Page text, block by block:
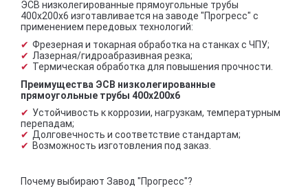
ЭСВ низколегированные прямоугольные трубы
400x200x6 изготавливается на заводе "Прогресс" с
применением передовых технологий:
Фрезерная и токарная обработка на станках с ЧПУ;
Лазерная/гидроабразивная резка;
Термическая обработка для повышения прочности.
Преимущества ЭСВ низколегированные
прямоугольные трубы 400x200x6
Устойчивость к коррозии, нагрузкам, температурным
перепадам;
Долговечность и соответствие стандартам;
Возможность изготовления под заказ.
Почему выбирают Завод "Прогресс"?